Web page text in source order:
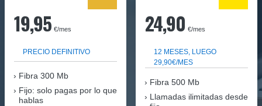
19,95 €/mes
PRECIO DEFINITIVO
Fibra 300 Mb
Fijo: solo pagas por lo que
hablas
24,90 €/mes
12 MESES, LUEGO
29,90€/MES
Fibra 500 Mb
Llamadas ilimitadas desde